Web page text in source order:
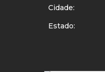
Cidade:
Estado: